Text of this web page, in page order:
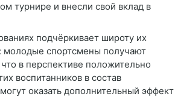
турнире и внесли свой вклад в
подчёркивает широту их
молодые спортсмены получают
в перспективе положительно
воспитанников в состав
оказать дополнительный эффект